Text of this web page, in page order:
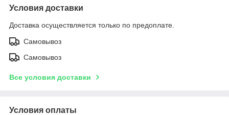
Условия доставки
Доставка осуществляется только по предоплате.
Самовывоз
Самовывоз
Все условия доставки
Условия оплаты